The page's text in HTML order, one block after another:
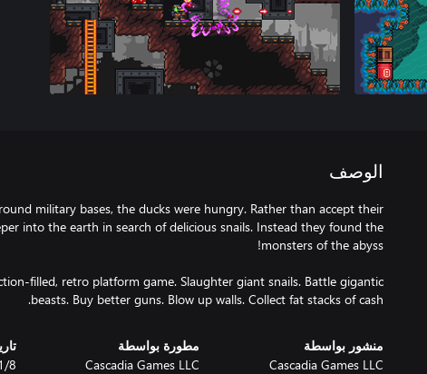
الوصف
military bases, the ducks were hungry. Rather than accept their
into the earth in search of delicious snails. Instead they found the
filled, retro platform game. Slaughter giant snails. Battle gigantic
beasts. Buy better guns. Blow up walls. Collect fat stacks of cash.
منشور بواسطة
Cascadia Games LLC
مطورة بواسطة
Cascadia Games LLC
8‏/11‏/2024